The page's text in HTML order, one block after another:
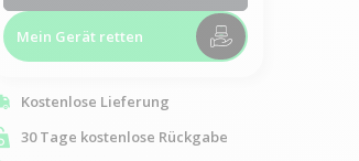
Mein Gerät retten
Kostenlose Lieferung
30 Tage kostenlose Rückgabe